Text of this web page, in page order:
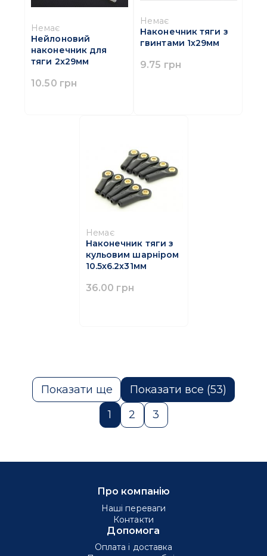
Немає
Нейлоновий
наконечник для
тяги 2x29мм
10.50 грн
Немає
Наконечник тяги з
гвинтами 1х29мм
9.75 грн
Немає
Наконечник тяги з
кульовим шарніром
10.5х6.2х31мм
36.00 грн
Показати ще
1
2 3
Показати все (53)
Про компанію
Наші переваги
Контакти
Допомога
Оплата і доставка